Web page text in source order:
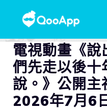
電視動畫《說
們先走以後十
說。》公開主
2026年7月6